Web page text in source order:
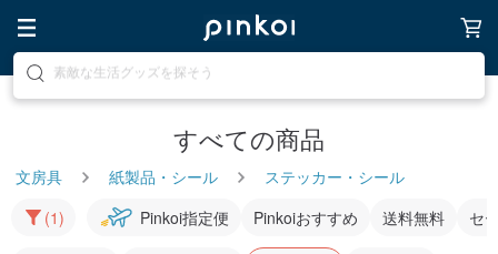
話題のアイテムを探そう
すべての商品
文房具 紙製品・シール
ステッカー・シール
(1)
Pinkoi指定便 Pinkoiおすすめ 送料無料 セ